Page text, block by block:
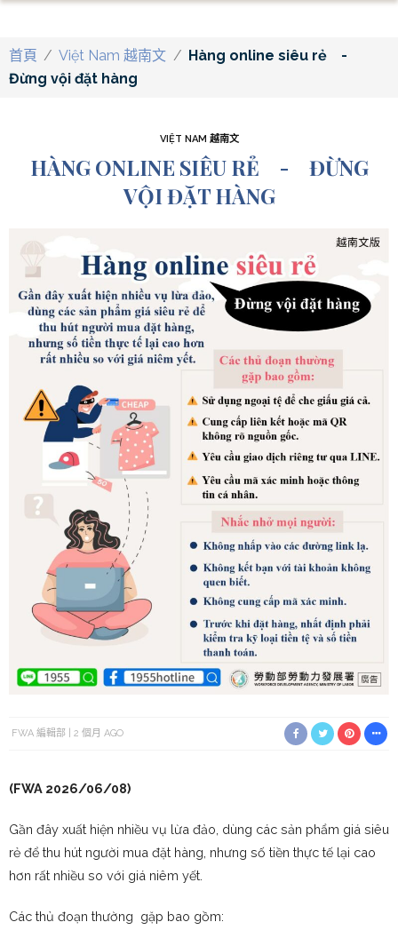
首頁 / Việt Nam 越南文 / Hàng online siêu rẻ -
Đừng vội đặt hàng
VIỆT NAM 越南文
HÀNG ONLINE SIÊU RẺ - ĐỪNG
VỘI ĐẶT HÀNG
FWA 編輯部 2 個月 AGO
(FWA 2026/06/08)
Gần đây xuất hiện nhiều vụ lừa đảo, dùng các sản phẩm giá siêu
rẻ để thu hút người mua đặt hàng, nhưng số tiền thực tế lại cao
hơn rất nhiều so với giá niêm yết.
Các thủ đoạn thường gặp bao gồm: